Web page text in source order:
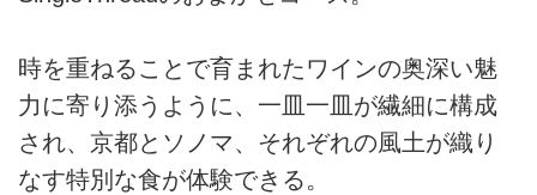
時を重ねることで育まれたワインの奥深い魅
力に寄り添うように、一皿一皿が繊細に構成
され、京都とソノマ、それぞれの風土が織り
なす特別な食が体験できる。